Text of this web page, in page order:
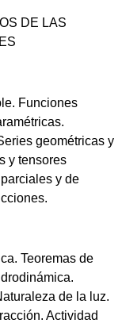
DE LAS
Funciones
geométricas y
y tensores
y de
Teoremas de
de la luz.
Actividad